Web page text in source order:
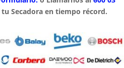
Secadora en tiempo récord.